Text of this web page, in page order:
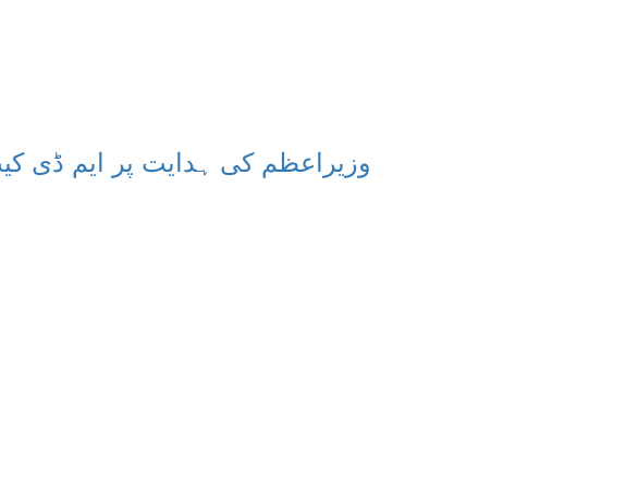
وزیراعظم کی ہدایت پر ایم ڈی کیٹ 2026 ملتوی، نئی تاریخ کا